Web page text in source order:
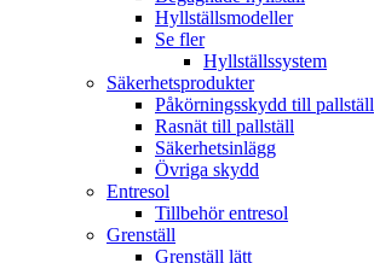
Hyllställsmodeller
Se fler
Hyllställssystem
Säkerhetsprodukter
Påkörningsskydd till pallställ
Rasnät till pallställ
Säkerhetsinlägg
Övriga skydd
Entresol
Tillbehör entresol
Grenställ
Grenställ lätt